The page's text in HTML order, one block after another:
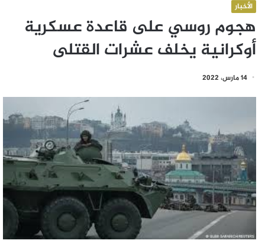
الأخبار
هجوم روسي على قاعدة عسكرية
أوكرانية يخلف عشرات القتلى
14 مارس، 2022